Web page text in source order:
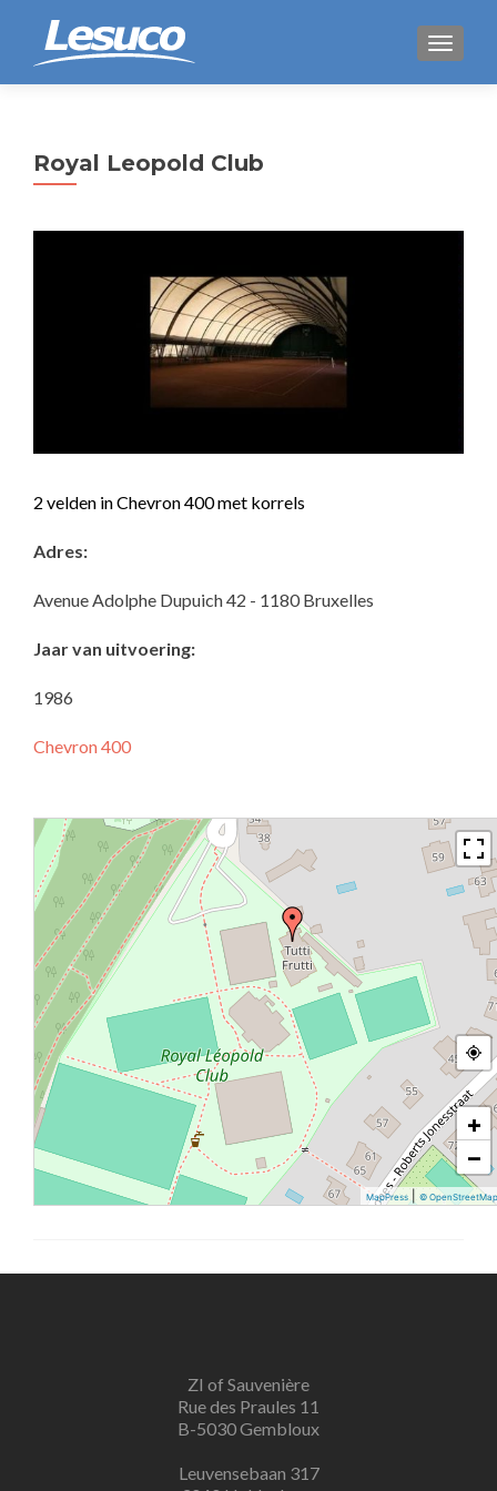
Royal Leopold Club
2 velden in Chevron 400 met korrels
Adres:
Avenue Adolphe Dupuich 42 - 1180 Bruxelles
Jaar van uitvoering:
1986
Chevron 400
+
−
MapPress © OpenStreetMap
ZI of Sauvenière
Rue des Praules 11
B-5030 Gembloux
Leuvensebaan 317